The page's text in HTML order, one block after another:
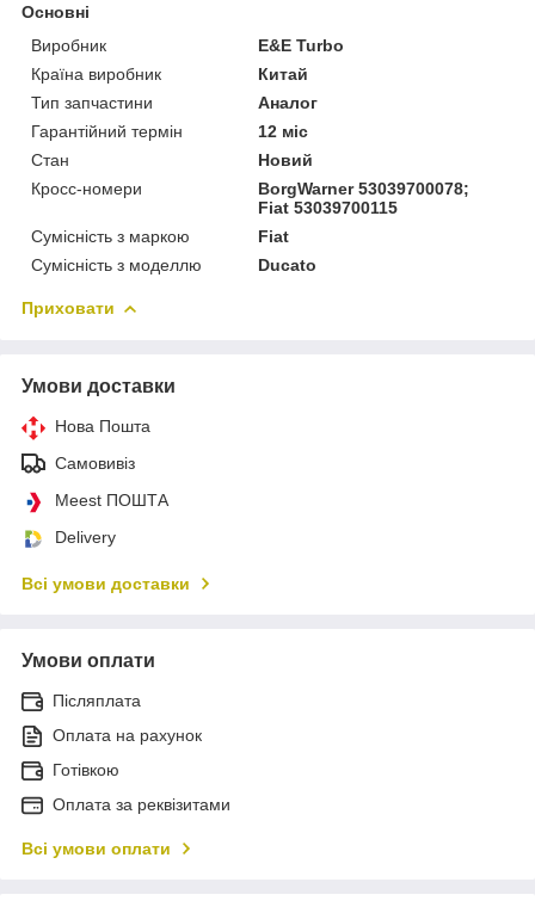
Основні
Виробник
E&E Turbo
Країна виробник
Китай
Тип запчастини
Аналог
Гарантійний термін
12 міс
Стан
Новий
Кросс-номери
BorgWarner 53039700078;
Fiat 53039700115
Сумісність з маркою
Fiat
Сумісність з моделлю
Ducato
Приховати
Умови доставки
Нова Пошта
Самовивіз
Meest ПОШТА
Delivery
Всі умови доставки
Умови оплати
Післяплата
Оплата на рахунок
Готівкою
Оплата за реквізитами
Всі умови оплати